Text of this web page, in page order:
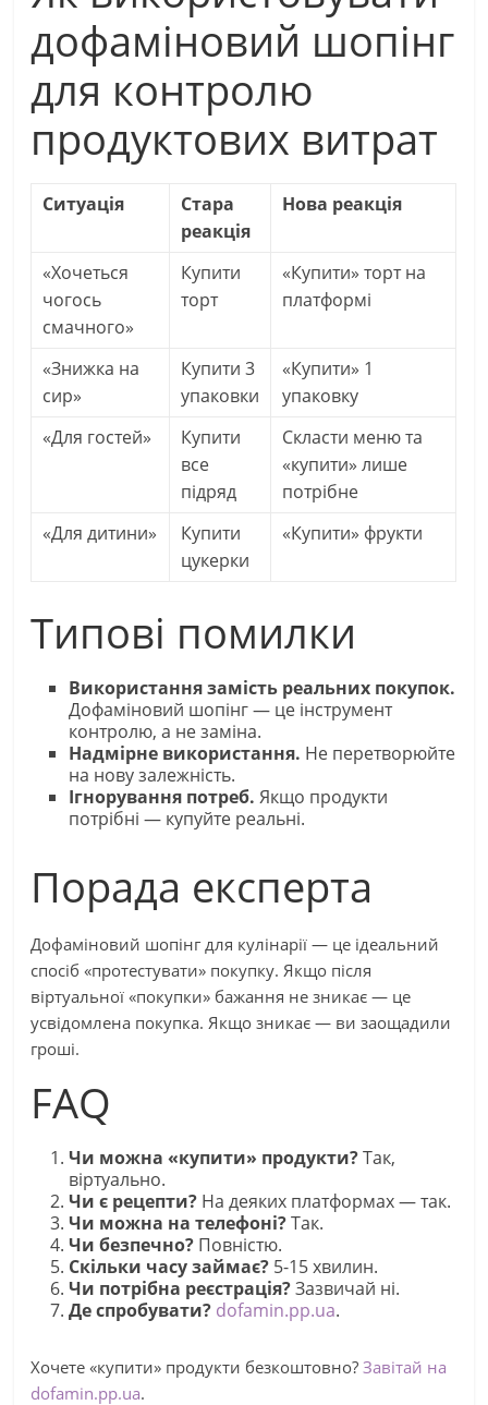
дофаміновий шопінг
для контролю
продуктових витрат
Ситуація
Стара
реакція
Нова реакція
«Хочеться
чогось
смачного»
Купити
торт
«Купити» торт на
платформі
«Знижка на
сир»
Купити 3
упаковки
«Купити» 1
упаковку
«Для гостей»
Купити
все
підряд
Скласти меню та
«купити» лише
потрібне
«Для дитини»
Купити
цукерки
«Купити» фрукти
Типові помилки
Використання замість реальних покупок.
Дофаміновий шопінг — це інструмент
контролю, а не заміна.
Надмірне використання. Не перетворюйте
на нову залежність.
Ігнорування потреб. Якщо продукти
потрібні — купуйте реальні.
Порада експерта
Дофаміновий шопінг для кулінарії — це ідеальний
спосіб «протестувати» покупку. Якщо після
віртуальної «покупки» бажання не зникає — це
усвідомлена покупка. Якщо зникає — ви заощадили
гроші.
FAQ
Чи можна «купити» продукти?Так,
віртуально.
Чи є рецепти? На деяких платформах — так.
Чи можна на телефоні?Так.
Чи безпечно? Повністю.
Скільки часу займає? 5-15 хвилин.
Чи потрібна реєстрація?Зазвичай ні.
Де спробувати? dofamin.pp.ua.
Хочете «купити» продукти безкоштовно?Завітай на
dofamin.pp.ua.